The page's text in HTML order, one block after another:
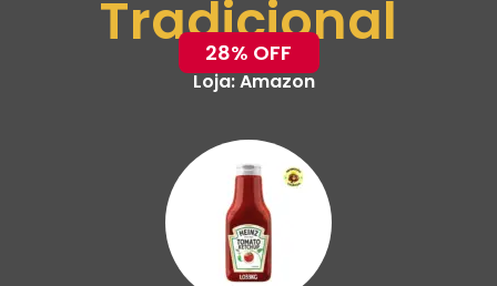
Tradicional
28% OFF
Loja:Amazon